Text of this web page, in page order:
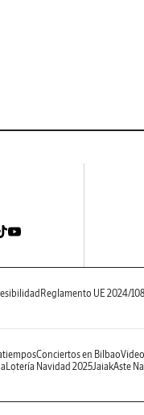
Reglamento UE 2024/
Conciertos en Bilbao
Lotería Navidad 2025JaiakAste